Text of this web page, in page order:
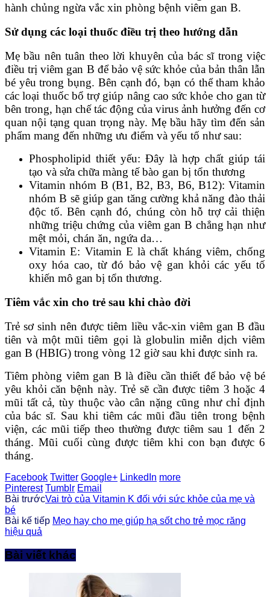
hành chủng ngừa vắc xin phòng bệnh viêm gan B.
Sử dụng các loại thuốc điều trị theo hướng dẫn
Mẹ bầu nên tuân theo lời khuyên của bác sĩ trong việc
điều trị viêm gan B để bảo vệ sức khỏe của bản thân lẫn
bé yêu trong bụng. Bên cạnh đó, bạn có thể tham khảo
các loại thuốc bổ trợ giúp nâng cao sức khỏe cho gan từ
bên trong, hạn chế tác động của virus ảnh hưởng đến cơ
quan nội tạng quan trọng này. Mẹ bầu hãy tìm đến sản
phẩm mang đến những ưu điểm và yếu tố như sau:
Phospholipid thiết yếu: Đây là hợp chất giúp tái
tạo và sửa chữa màng tế bào gan bị tổn thương
Vitamin nhóm B (B1, B2, B3, B6, B12): Vitamin
nhóm B sẽ giúp gan tăng cường khả năng đào thải
độc tố. Bên cạnh đó, chúng còn hỗ trợ cải thiện
những triệu chứng của viêm gan B chẳng hạn như
mệt mỏi, chán ăn, ngứa da…
Vitamin E: Vitamin E là chất kháng viêm, chống
oxy hóa cao, từ đó bảo vệ gan khỏi các yếu tố
khiến mô gan bị tổn thương.
Tiêm vắc xin cho trẻ sau khi chào đời
Trẻ sơ sinh nên được tiêm liều vắc-xin viêm gan B đầu
tiên và một mũi tiêm gọi là globulin miễn dịch viêm
gan B (HBIG) trong vòng 12 giờ sau khi được sinh ra.
Tiêm phòng viêm gan B là điều cần thiết để bảo vệ bé
yêu khỏi căn bệnh này. Trẻ sẽ cần được tiêm 3 hoặc 4
mũi tất cả, tùy thuộc vào cân nặng cũng như chỉ định
của bác sĩ. Sau khi tiêm các mũi đầu tiên trong bệnh
viện, các mũi tiếp theo thường được tiêm sau 1 đến 2
tháng. Mũi cuối cùng được tiêm khi con bạn được 6
tháng.
Facebook Twitter Google+ LinkedIn more
Pinterest Tumblr Email
Bài trướcVai trò của Vitamin K đối với sức khỏe của mẹ và
bé
Bài kế tiếp Mẹo hay cho mẹ giúp hạ sốt cho trẻ mọc răng
hiệu quả
Bài viết khác